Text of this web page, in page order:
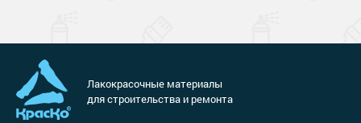
Лакокрасочные материалы
для строительства и ремонта